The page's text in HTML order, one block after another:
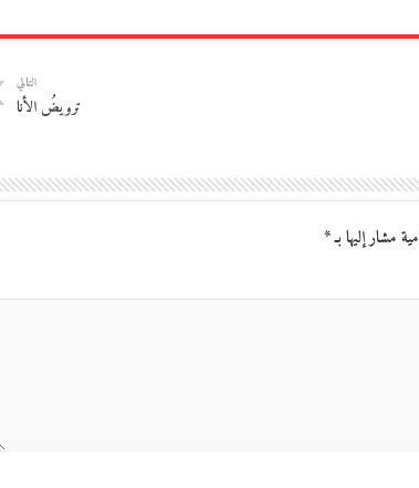
التالي
ترويضُ الأنا
مشار إليها بـ*